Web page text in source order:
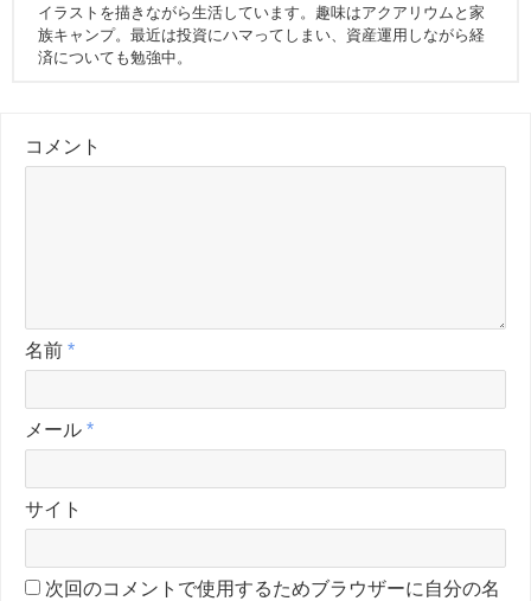
イラストを描きながら生活しています。趣味はアクアリウムと家
族キャンプ。最近は投資にハマってしまい、資産運用しながら経
済についても勉強中。
コメント
名前 *
メール *
サイト
次回のコメントで使用するためブラウザーに自分の名